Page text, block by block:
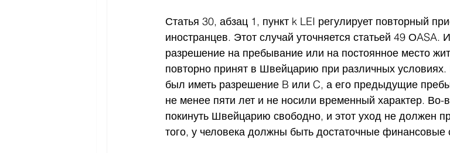
Статья 30, абзац 1, пункт k LEI регулирует повторный
иностранцев. Этот случай уточняется статьей 49 ОASA.
разрешение на пребывание или на постоянное место
повторно принят в Швейцарию при различных
был иметь разрешение B или C, а его предыдущие
не менее пяти лет и не носили временный характер.
покинуть Швейцарию свободно, и этот уход не должен
того, у человека должны быть достаточные финансовые